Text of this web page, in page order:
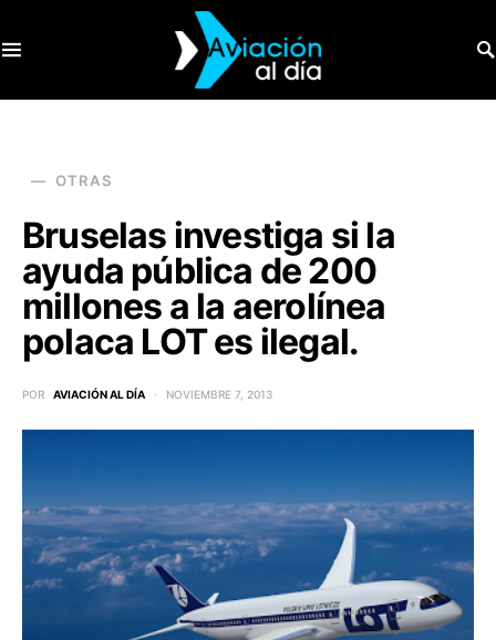
OTRAS
Bruselas investiga si la
ayuda pública de 200
millones a la aerolínea
polaca LOT es ilegal.
POR AVIACIÓN AL DÍA NOVIEMBRE 7, 2013